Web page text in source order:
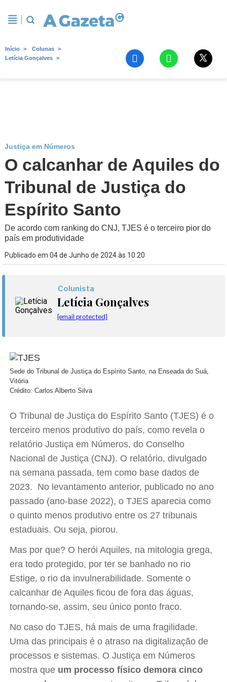
Início
Colunas
Letícia Gonçalves
Justiça em Números
O calcanhar de Aquiles do
Tribunal de Justiça do
Espírito Santo
De acordo com ranking do CNJ, TJES é o terceiro pior do
país em produtividade
Publicado em 04 de Junho de 2024 às 10:20
Colunista
Letícia Gonçalves
[email protected]
Sede do Tribunal de Justiça do Espírito Santo, na Enseada do Suá,
Vitória
Crédito: Carlos Alberto Silva
O Tribunal de Justiça do Espírito Santo (TJES) é o
terceiro menos produtivo do país, como revela o
relatório Justiça em Números, do Conselho
Nacional de Justiça (CNJ). O relatório, divulgado
na semana passada, tem como base dados de
2023. No levantamento anterior, publicado no ano
passado (ano-base 2022), o TJES aparecia como
o quinto menos produtivo entre os 27 tribunais
estaduais. Ou seja, piorou.
Mas por que? O herói Aquiles, na mitologia grega,
era todo protegido, por ter se banhado no rio
Estige, o rio da invulnerabilidade. Somente o
calcanhar de Aquiles ficou de fora das águas,
tornando-se, assim, seu único ponto fraco.
No caso do TJES, há mais de uma fragilidade.
Uma das principais é o atraso na digitalização de
processos e sistemas. O Justiça em Números
mostra que um processo físico demora cinco